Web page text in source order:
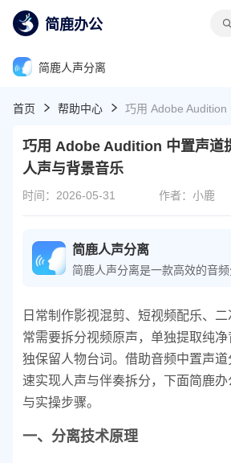
简鹿办公
简鹿人声分离
首页 帮助中心
巧用 Adobe Audition 中置声道
人声与背景音乐
时间：2026-05-31 作者：小鹿
简鹿人声分离
日常制作影视混剪、短视频配乐、
常需要拆分视频原声，单独提取纯
独保留人物台词。借助音频中置声
速实现人声与伴奏拆分，下面简鹿
与实操步骤。
一、分离技术原理